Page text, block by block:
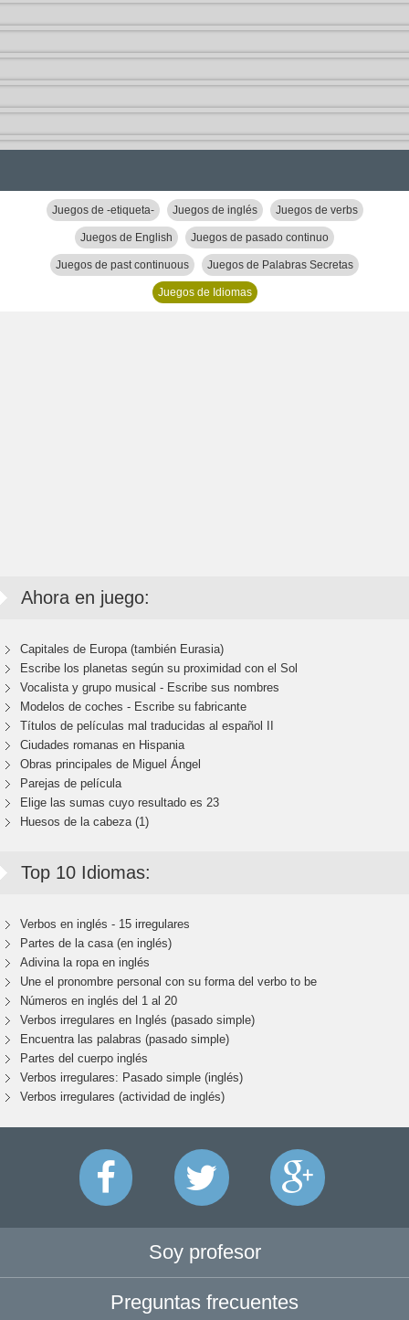
Juegos de -etiqueta- Juegos de inglés Juegos de verbs
Juegos de English Juegos de pasado continuo
Juegos de past continuous Juegos de Palabras Secretas
Juegos de Idiomas
Ahora en juego:
Capitales de Europa (también Eurasia)
Escribe los planetas según su proximidad con el Sol
Vocalista y grupo musical - Escribe sus nombres
Modelos de coches - Escribe su fabricante
Títulos de películas mal traducidas al español II
Ciudades romanas en Hispania
Obras principales de Miguel Ángel
Parejas de película
Elige las sumas cuyo resultado es 23
Huesos de la cabeza (1)
Top 10 Idiomas:
Verbos en inglés - 15 irregulares
Partes de la casa (en inglés)
Adivina la ropa en inglés
Une el pronombre personal con su forma del verbo to be
Números en inglés del 1 al 20
Verbos irregulares en Inglés (pasado simple)
Encuentra las palabras (pasado simple)
Partes del cuerpo inglés
Verbos irregulares: Pasado simple (inglés)
Verbos irregulares (actividad de inglés)
Soy profesor
Preguntas frecuentes